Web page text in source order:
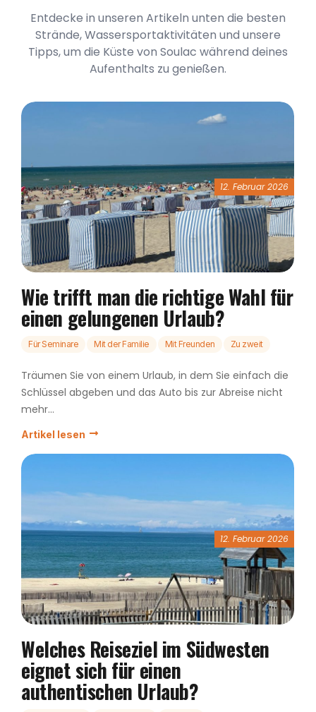
Entdecke in unseren Artikeln unten die besten
Strände, Wassersportaktivitäten und unsere
Tipps, um die Küste von Soulac während deines
Aufenthalts zu genießen.
12. Februar 2026
Wie trifft man die richtige Wahl für
einen gelungenen Urlaub?
Für Seminare Mit der Familie Mit Freunden Zu zweit
Träumen Sie von einem Urlaub, in dem Sie einfach die
Schlüssel abgeben und das Auto bis zur Abreise nicht
mehr...
Artikel lesen
12. Februar 2026
Welches Reiseziel im Südwesten
eignet sich für einen
authentischen Urlaub?